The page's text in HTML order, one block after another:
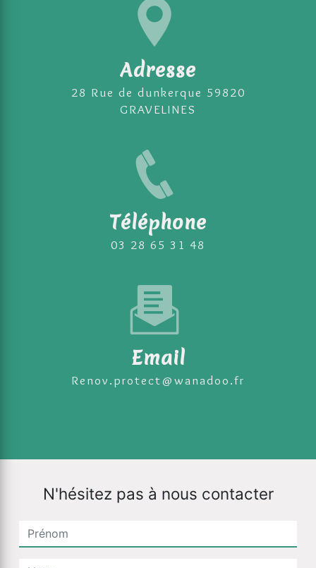
Adresse
28 Rue de dunkerque 59820
GRAVELINES
Téléphone
03 28 65 31 48
Email
renov.protect@wanadoo.fr
N'hésitez pas à nous contacter